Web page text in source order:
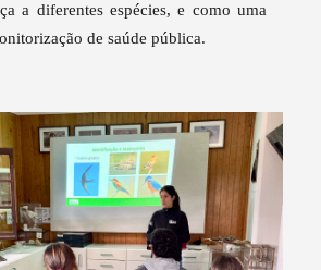
a diferentes espécies, e como uma
de saúde pública.